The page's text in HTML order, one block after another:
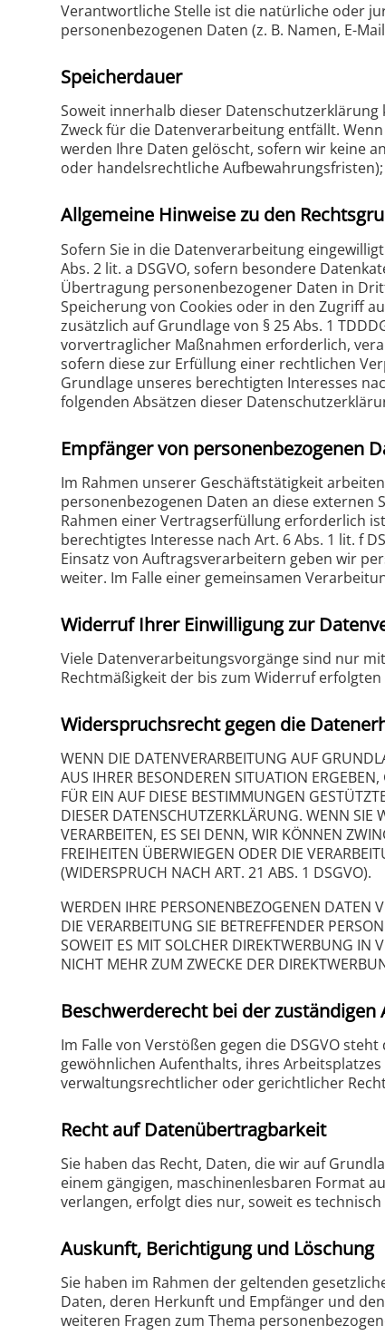
Verantwortliche Stelle ist die natürliche oder
personenbezogenen Daten (z. B. Namen, E-
Speicherdauer
Soweit innerhalb dieser
Zweck für die Datenverarbeitung entfällt.
werden Ihre Daten gelöscht, sofern wir keine
oder handelsrechtliche
Allgemeine Hinweise zu den
Sofern Sie in die Datenverarbeitung
Abs. 2 lit. a DSGVO, sofern besondere
Übertragung personenbezogener Daten in
Speicherung von Cookies oder in den Zugriff
zusätzlich auf Grundlage von § 25 Abs. 1
vorvertraglicher Maßnahmen erforderlich,
sofern diese zur Erfüllung einer rechtlichen
Grundlage unseres berechtigten Interesses
folgenden Absätzen dieser
Empfänger von personenbezogenen
Im Rahmen unserer Geschäftstätigkeit
personenbezogenen Daten an diese externen
Rahmen einer Vertragserfüllung erforderlich
berechtigtes Interesse nach Art. 6 Abs. 1 lit. f
Einsatz von Auftragsverarbeitern geben wir
weiter. Im Falle einer gemeinsamen
Widerruf Ihrer Einwilligung zur
Viele Datenverarbeitungsvorgänge sind nur
Rechtmäßigkeit der bis zum Widerruf
Widerspruchsrecht gegen die
WENN DIE DATENVERARBEITUNG AUF
AUS IHRER BESONDEREN SITUATION
FÜR EIN AUF DIESE BESTIMMUNGEN
DIESER DATENSCHUTZERKLÄRUNG. WENN SIE
VERARBEITEN, ES SEI DENN, WIR KÖNNEN
FREIHEITEN ÜBERWIEGEN ODER DIE
(WIDERSPRUCH NACH ART. 21 ABS. 1 DSGVO).
WERDEN IHRE PERSONENBEZOGENEN DATEN
DIE VERARBEITUNG SIE BETREFFENDER
SOWEIT ES MIT SOLCHER DIREKTWERBUNG IN
NICHT MEHR ZUM ZWECKE DER
Beschwerde­recht bei der
Im Falle von Verstößen gegen die DSGVO
gewöhnlichen Aufenthalts, ihres
verwaltungsrechtlicher oder gerichtlicher
Recht auf Daten­übertrag­barkeit
Sie haben das Recht, Daten, die wir auf
einem gängigen, maschinenlesbaren Format
verlangen, erfolgt dies nur, soweit es
Auskunft, Berichtigung und Löschung
Sie haben im Rahmen der geltenden
Daten, deren Herkunft und Empfänger und
weiteren Fragen zum Thema